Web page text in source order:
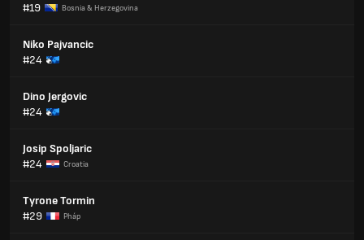
#19
Bosnia & Herzegovina
Niko Pajvancic
#24
Dino Jergovic
#24
Josip Spoljaric
#24
Croatia
Tyrone Tormin
#29
Pháp